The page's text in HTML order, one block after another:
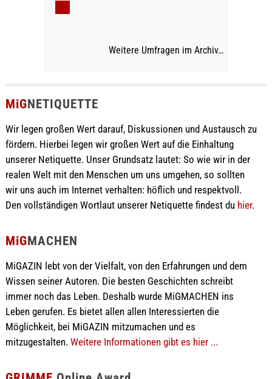
Weitere Umfragen im Archiv…
MiGNETIQUETTE
Wir legen großen Wert darauf, Diskussionen und Austausch zu
fördern. Hierbei legen wir großen Wert auf die Einhaltung
unserer Netiquette. Unser Grundsatz lautet: So wie wir in der
realen Welt mit den Menschen um uns umgehen, so sollten
wir uns auch im Internet verhalten: höflich und respektvoll.
Den vollständigen Wortlaut unserer Netiquette findest du hier.
MiGMACHEN
MiGAZIN lebt von der Vielfalt, von den Erfahrungen und dem
Wissen seiner Autoren. Die besten Geschichten schreibt
immer noch das Leben. Deshalb wurde MiGMACHEN ins
Leben gerufen. Es bietet allen allen Interessierten die
Möglichkeit, bei MiGAZIN mitzumachen und es
mitzugestalten. Weitere Informationen gibt es hier ...